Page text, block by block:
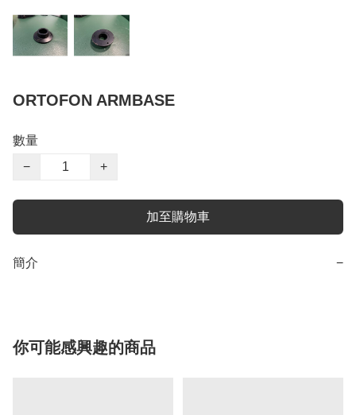
ORTOFON ARMBASE
數量
−
+
加至購物車
簡介 −
你可能感興趣的商品